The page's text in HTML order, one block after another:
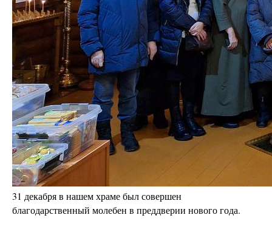
31 декабря в нашем храме был совершен
благодарственный молебен в преддверии нового года.